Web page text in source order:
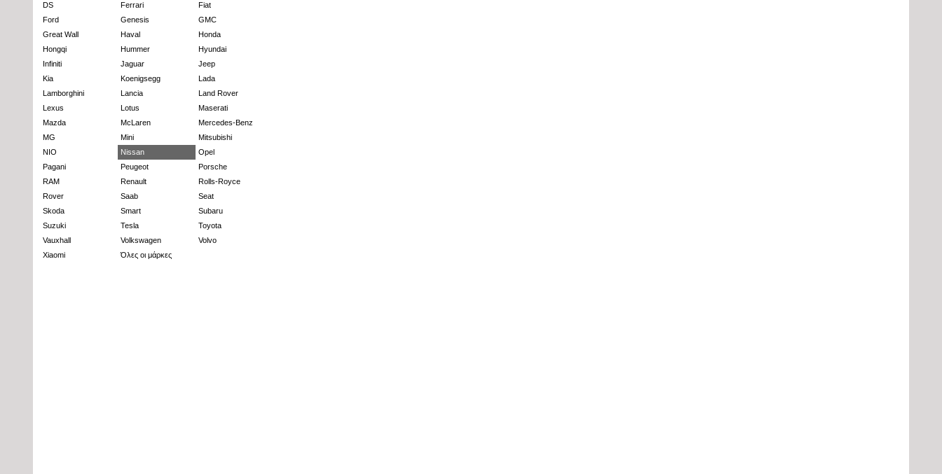
DS
Ferrari
Fiat
Ford
Genesis
GMC
Great Wall
Haval
Honda
Hongqi
Hummer
Hyundai
Infiniti
Jaguar
Jeep
Kia
Koenigsegg
Lada
Lamborghini
Lancia
Land Rover
Lexus
Lotus
Maserati
Mazda
McLaren
Mercedes-Benz
MG
Mini
Mitsubishi
NIO
Nissan
Opel
Pagani
Peugeot
Porsche
RAM
Renault
Rolls-Royce
Rover
Saab
Seat
Skoda
Smart
Subaru
Suzuki
Tesla
Toyota
Vauxhall
Volkswagen
Volvo
Xiaomi
Όλες οι μάρκες